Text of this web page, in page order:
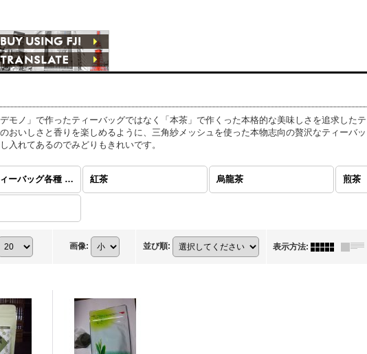
モノ」で作ったティーバッグではなく「本茶」で作くった本格的な美味しさを追求したテ
おいしさと香りを楽しめるように、三角紗メッシュを使った本物志向の贅沢なティーバッ
入れてあるのでみどりもきれいです。
本格派ティーバッグ各種 (全商品) 紅茶 烏龍茶 煎茶
画像: 並び順: 表示方法: